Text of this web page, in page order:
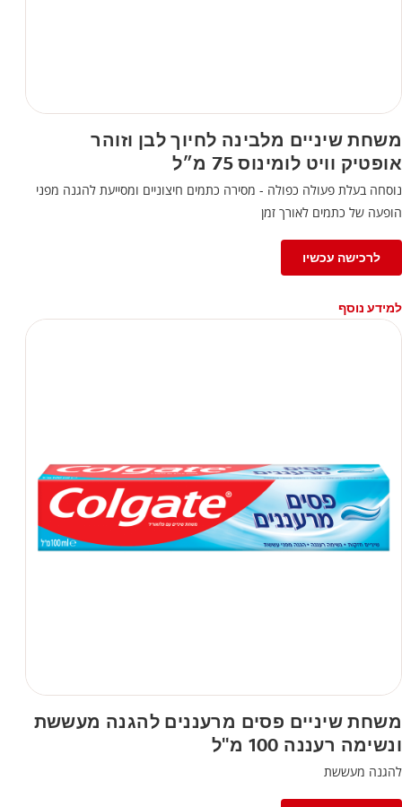
משחת שיניים מלבינה לחיוך לבן וזוהר
אופטיק וויט לומינוס 75 מ״ל
נוסחה בעלת פעולה כפולה - מסירה כתמים חיצוניים ומסייעת להגנה מפני
הופעה של כתמים לאורך זמן
לרכישה עכשיו
למידע נוסף
משחת שיניים פסים מרעננים להגנה מעששת
ונשימה רעננה 100 מ"ל
להגנה מעששת